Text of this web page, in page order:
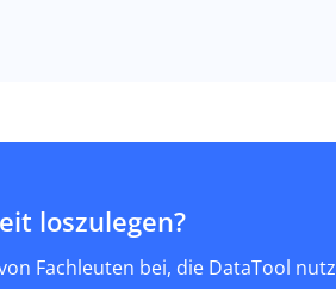
loszulegen?
Fachleuten bei, die DataTool